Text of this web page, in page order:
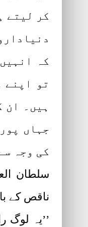
کر لیتے
کہ
تو اپنے
ہیں۔
جہاں
کی وجہ
سلطان
ناقص کے
’’یہ